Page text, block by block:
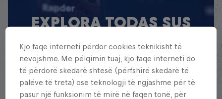
EXPLORA TODAS SUS
BATALLAS
Explora la Galaxia de Batalla, quién es
quién en la mayor competición de
freestyle de habla hispana.
Kjo faqe interneti përdor cookies teknikisht të
nevojshme. Me pëlqimin tuaj, kjo faqe interneti do
të përdorë skedarë shtesë (përfshirë skedarë të
palëve të treta) ose teknologji të ngjashme për të
pasur një funksionim të mirë në faqen tonë, për